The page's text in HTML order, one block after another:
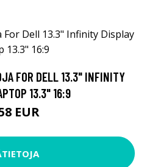
FOR DELL 13.3" INFINITY
13.3" 16:9
EUR